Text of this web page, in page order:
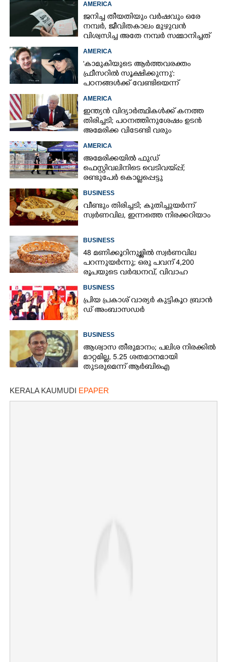
AMERICA
ജനിച്ച തീയതിയും വർഷവും ഒരേ
നമ്പർ, ജീവിതകാലം മുഴുവൻ
വിശ്വസിച്ച അതേ നമ്പർ സമ്മാനിച്ചത്
കോടികളുടെ ഭാഗ്യം
AMERICA
'കാമുകിയുടെ ആർത്തവരക്തം
ഫ്രീസറിൽ സൂക്ഷിക്കുന്നു':
പഠനങ്ങൾക്ക് വേണ്ടിയെന്ന്
വിശദീകരണം,​ ചർച്ചയായി ബ്രയാൻ
ജോൺസന്റെ പോസ്റ്റ്
AMERICA
ഇന്ത്യൻ വിദ്യാർത്ഥികൾക്ക് കനത്ത
തിരിച്ചടി; പഠനത്തിനുശേഷം ഉടൻ
അമേരിക്ക വിടേണ്ടി വരും
AMERICA
അമേരിക്കയിൽ ഫുഡ്
ഫെസ്റ്റിവലിനിടെ വെടിവയ്‌പ്പ്;
രണ്ടുപേർ കൊല്ലപ്പെട്ടു
BUSINESS
വീണ്ടും തിരിച്ചടി; കുതിച്ചുയർന്ന്
സ്വർണവില, ഇന്നത്തെ നിരക്കറിയാം
BUSINESS
48 മണിക്കൂറിനുള്ളിൽ സ്വർണവില
പറന്നുയർന്നു; ഒരു പവന് 4,200
രൂപയുടെ വർദ്ധനവ്, വിവാഹ
സീസണിൽ കനത്ത തിരിച്ചടി
BUSINESS
പ്രി​യ​ ​പ്ര​കാ​ശ് ​വാ​ര്യർ കു​ട്ടി​കൂ​റ​ ​ ബ്രാ​ൻ​
ഡ് ​അം​ബാ​സ​ഡ​ർ
BUSINESS
ആശ്വാസ തീരുമാനം; പലിശ നിരക്കിൽ
മാറ്റമില്ല, 5.25 ശതമാനമായി
തുടരുമെന്ന് ആർബിഐ
KERALA KAUMUDI EPAPER